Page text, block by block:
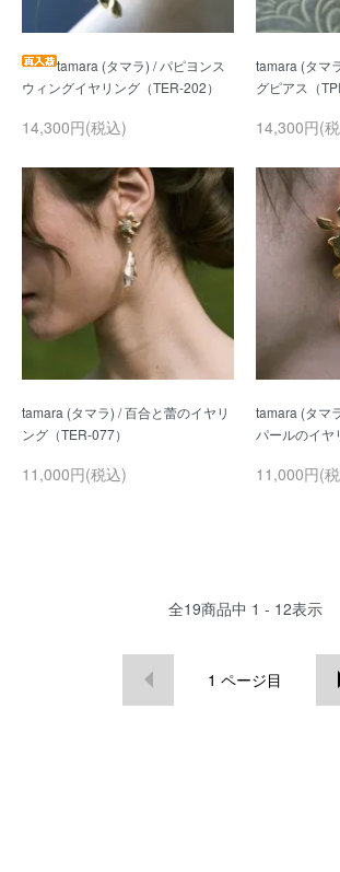
tamara (タマラ) / パピヨンス
14,300円(税込)
tamara (タマ
14,300円(
tamara (タマラ) / 百合と蕾のイヤリ
11,000円(税込)
tamara (タマ
11,000円(
全19商品中 1 - 12表示
1 ページ目